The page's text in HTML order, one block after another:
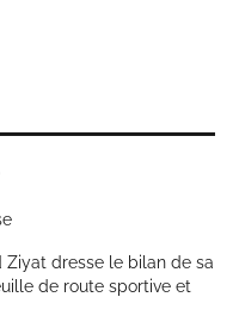
Ziyat dresse le bilan de sa
de route sportive et